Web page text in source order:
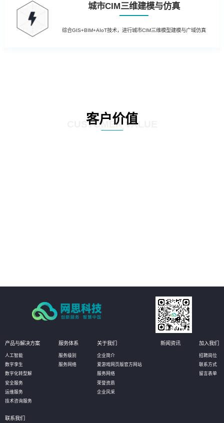
城市CIM三维建模与仿真
综合GIS+BIM+AIoT技术，进行城市CIM三维模型建模与广域仿真
客户价值
CUSTOMER VALUE
产品与解决方案
人工智能
数字孪生
数字化转型解
安全服务
运维服务
技术咨询服务
服务体系
服务级别
服务网络
关于我们
企业简介
爱游戏网页版官方网站
服务网络
荣誉资质
企业风采
新闻资讯 加入我们
招聘岗位
联系方式
留言表单
联系我们